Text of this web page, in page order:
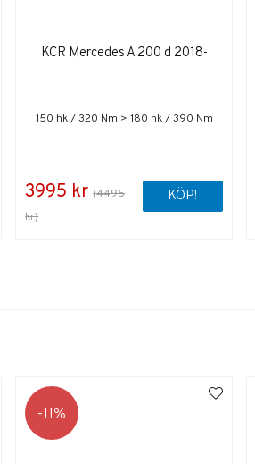
KCR Mercedes A 200 d 2018-
150 hk / 320 Nm > 180 hk / 390 Nm
3995 kr (4495
kr)
KÖP!
11